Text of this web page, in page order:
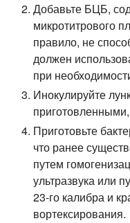
Добавьте БЦБ,
микротитрового
правило, не
должен
при
Инокулируйте
Приготовьте
что ранее
путем
ультразвука или
23-го калибра и
вортексирования.